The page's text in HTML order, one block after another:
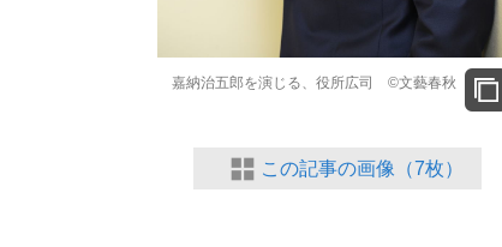
嘉納治五郎を演じる、役所広司 ©文藝春秋
この記事の画像（7枚）